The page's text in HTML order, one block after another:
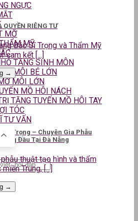
NGỰC
MỠ
MỸ
TẦNG SINH MÔN
MÔI BÉ LỚN
MÔI LỚN
MỒ HÔI NÁCH
TĂNG TUYẾN MỒ HÔI TAY
TÓC
TƯ VẤN
QUYỀN RIÊNG TƯ
Bác Sĩ Trọng và Thẩm Mỹ
cam kết [...]
→
Trọng – Chuyên Gia Phẫu
Đầu Tại Đà Nẵng
thuật tạo hình và thẩm
Trung, [...]
→